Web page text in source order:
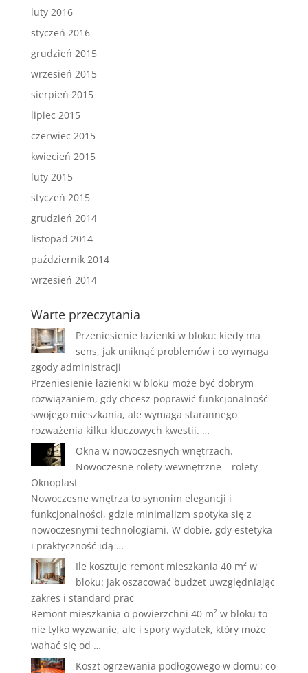
luty 2016
styczeń 2016
grudzień 2015
wrzesień 2015
sierpień 2015
lipiec 2015
czerwiec 2015
kwiecień 2015
luty 2015
styczeń 2015
grudzień 2014
listopad 2014
październik 2014
wrzesień 2014
Warte przeczytania
Przeniesienie łazienki w bloku: kiedy ma
sens, jak uniknąć problemów i co wymaga
zgody administracji
Przeniesienie łazienki w bloku może być dobrym
rozwiązaniem, gdy chcesz poprawić funkcjonalność
swojego mieszkania, ale wymaga starannego
rozważenia kilku kluczowych kwestii. …
Okna w nowoczesnych wnętrzach.
Nowoczesne rolety wewnętrzne – rolety
Oknoplast
Nowoczesne wnętrza to synonim elegancji i
funkcjonalności, gdzie minimalizm spotyka się z
nowoczesnymi technologiami. W dobie, gdy estetyka
i praktyczność idą …
Ile kosztuje remont mieszkania 40 m² w
bloku: jak oszacować budżet uwzględniając
zakres i standard prac
Remont mieszkania o powierzchni 40 m² w bloku to
nie tylko wyzwanie, ale i spory wydatek, który może
wahać się od …
Koszt ogrzewania podłogowego w domu: co